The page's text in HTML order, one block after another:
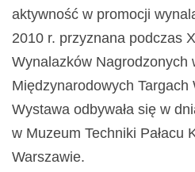
aktywność w promocji
2010 r. przyznana podczas
Wynalazków Nagrodzonych
Międzynarodowych Targach
Wystawa odbywała się w
w Muzeum Techniki Pałacu
Warszawie.